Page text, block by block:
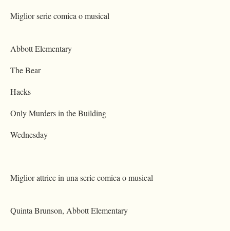
Miglior serie comica o musical
Abbott Elementary
The Bear
Hacks
Only Murders in the Building
Wednesday
Miglior attrice in una serie comica o musical
Quinta Brunson, Abbott Elementary